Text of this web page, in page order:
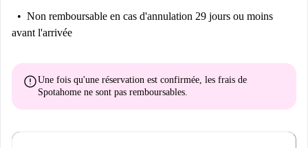
Non remboursable en cas d'annulation 29 jours ou moins
avant l'arrivée
errorUne fois qu'une réservation est confirmée, les frais de
Spotahome ne sont pas remboursables.